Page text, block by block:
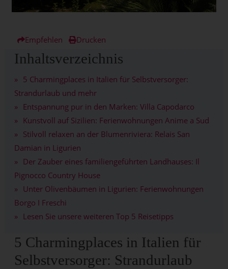
Empfehlen Drucken
Inhaltsverzeichnis
5 Charmingplaces in Italien für Selbstversorger:
Strandurlaub und mehr
Entspannung pur in den Marken: Villa Capodarco
Kunstvoll auf Sizilien: Ferienwohnungen Anime a Sud
Stilvoll relaxen an der Blumenriviera: Relais San
Damian in Ligurien
Der Zauber eines familiengeführten Landhauses: Il
Pignocco Country House
Unter Olivenbäumen in Ligurien: Ferienwohnungen
Borgo I Freschi
Lesen Sie unsere weiteren Top 5 Reisetipps
5 Charmingplaces in Italien für
Selbstversorger: Strandurlaub